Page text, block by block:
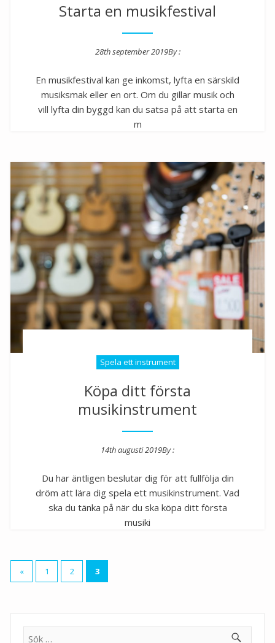
Starta en musikfestival
28th september 2019By :
En musikfestival kan ge inkomst, lyfta en särskild
musiksmak eller en ort. Om du gillar musik och
vill lyfta din byggd kan du satsa på att starta en
m
Spela ett instrument
Köpa ditt första
musikinstrument
14th augusti 2019By :
Du har äntligen beslutar dig för att fullfölja din
dröm att lära dig spela ett musikinstrument. Vad
ska du tänka på när du ska köpa ditt första
musiki
Sidnumrering
för
« 1 2 3